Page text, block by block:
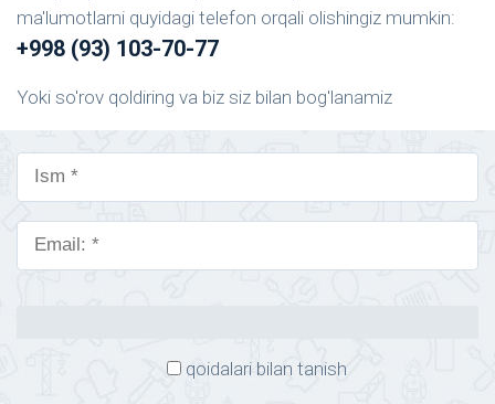
ma'lumotlarni quyidagi telefon orqali olishingiz mumkin:
+998 (93) 103-70-77
Yoki so'rov qoldiring va biz siz bilan bog'lanamiz
qoidalari bilan tanish